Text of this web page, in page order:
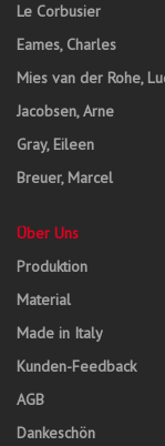
Le Corbusier
Eames, Charles
Mies van der Rohe,
Jacobsen, Arne
Gray, Eileen
Breuer, Marcel
Über Uns
Produktion
Material
Made in Italy
Kunden-Feedback
AGB
Dankeschön